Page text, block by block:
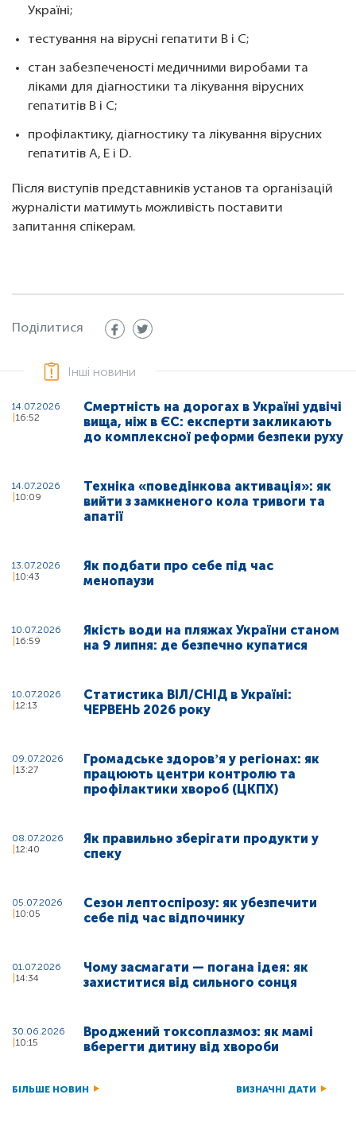
Україні;
тестування на вірусні гепатити B і C;
стан забезпеченості медичними виробами та
ліками для діагностики та лікування вірусних
гепатитів B і C;
профілактику, діагностику та лікування вірусних
гепатитів A, E і D.
Після виступів представників установ та організацій
журналісти матимуть можливість поставити
запитання спікерам.
Поділитися
Інші новини
14.07.2026
16:52
Смертність на дорогах в Україні удвічі
вища, ніж в ЄС: експерти закликають
до комплексної реформи безпеки руху
14.07.2026
10:09
Техніка «поведінкова активація»: як
вийти з замкненого кола тривоги та
апатії
13.07.2026
10:43
Як подбати про себе під час
менопаузи
10.07.2026
16:59
Якість води на пляжах України станом
на 9 липня: де безпечно купатися
10.07.2026
12:13
Статистика ВІЛ/СНІД в Україні:
ЧЕРВЕНЬ 2026 року
09.07.2026
13:27
Громадське здоровʼя у регіонах: як
працюють центри контролю та
профілактики хвороб (ЦКПХ)
08.07.2026
12:40
Як правильно зберігати продукти у
спеку
05.07.2026
10:05
Сезон лептоспірозу: як убезпечити
себе під час відпочинку
01.07.2026
14:34
Чому засмагати — погана ідея: як
захиститися від сильного сонця
30.06.2026
10:15
Вроджений токсоплазмоз: як мамі
вберегти дитину від хвороби
БІЛЬШЕ НОВИН ВИЗНАЧНІ ДАТИ